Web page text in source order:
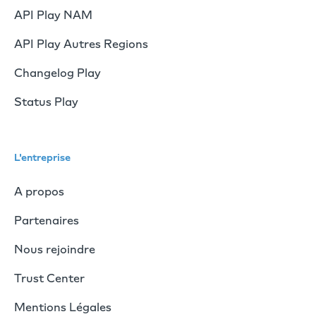
API Play NAM
API Play Autres Regions
Changelog Play
Status Play
L'entreprise
A propos
Partenaires
Nous rejoindre
Trust Center
Mentions Légales